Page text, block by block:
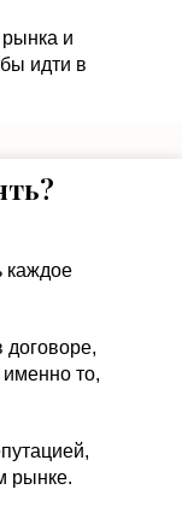
и
идти в
каждое
то,
рынке.